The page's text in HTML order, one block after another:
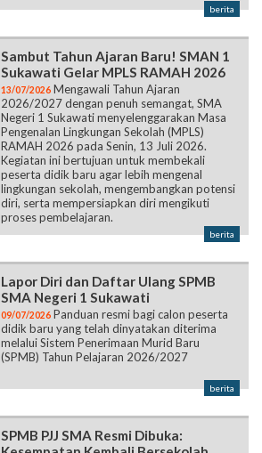
berita
Sambut Tahun Ajaran Baru! SMAN 1
Sukawati Gelar MPLS RAMAH 2026
13/07/2026 Mengawali Tahun Ajaran
2026/2027 dengan penuh semangat, SMA
Negeri 1 Sukawati menyelenggarakan Masa
Pengenalan Lingkungan Sekolah (MPLS)
RAMAH 2026 pada Senin, 13 Juli 2026.
Kegiatan ini bertujuan untuk membekali
peserta didik baru agar lebih mengenal
lingkungan sekolah, mengembangkan potensi
diri, serta mempersiapkan diri mengikuti
proses pembelajaran.
berita
Lapor Diri dan Daftar Ulang SPMB
SMA Negeri 1 Sukawati
09/07/2026 Panduan resmi bagi calon peserta
didik baru yang telah dinyatakan diterima
melalui Sistem Penerimaan Murid Baru
(SPMB) Tahun Pelajaran 2026/2027
berita
SPMB PJJ SMA Resmi Dibuka: